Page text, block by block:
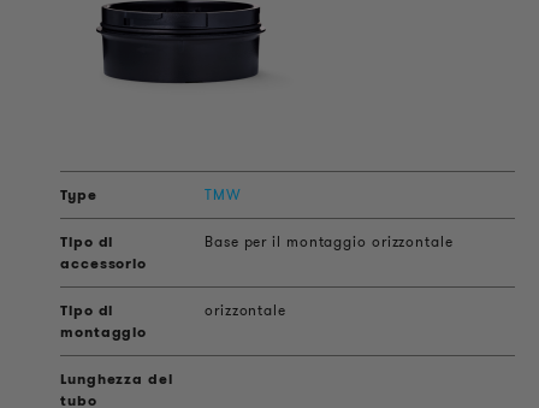
TMW
Base per il montaggio orizzontale
orizzontale